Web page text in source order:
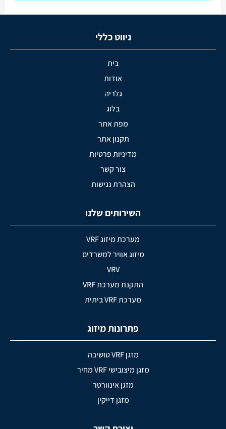
ניווט כללי
בית
אודות
גלריה
בלוג
מפת אתר
תקנון אתר
מדיניות פרטיות
צור קשר
הצהרת נגישות
השירותים שלנו
מערכת מיזוג VRF
מיזוג אוויר למשרדים
VRV
התקנת מערכת VRF
מערכת VRF ביתית
פתרונות מיזוג
מזגן VRF טושיבה
מזגן מיצובישי VRF מחיר
מזגן אינוורטר
מזגן דייקין